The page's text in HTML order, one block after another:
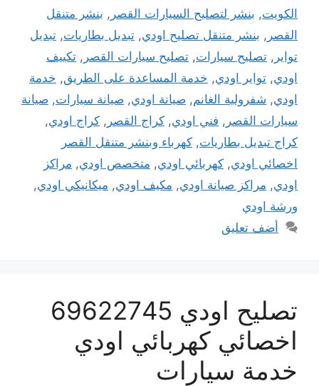
الكويت, بنشر لتصليح السيارات القصر , بنشر متنقل
القصر , بنشر متنقل تصليح اودي, تبديل بطاريات, تبديل
تواير , تصليح سيارات, تصليح سيارات القصر , تكييف
اودي, تواير اودي, خدمة المساعدة على الطريق, خدمة
اودي, شفرولية الغانم, صيانة اودي, صيانة سيارات, صيانة
سيارات القصر , فني اودي, كراج القصر , كراج اودي,
كراج تبديل بطاريات, كهرباء وبنشر متنقل القصر
اخصائي اودي, كهربائي اودي, متخصص اودي, مراكز
اودي, مراكز صيانة اودي, مكيف اودي, ميكانيكي اودي,
ورشة اودي
أضف تعليق
تصليح اودي 69622745
اخصائي كهربائي اودي
خدمة سيارات